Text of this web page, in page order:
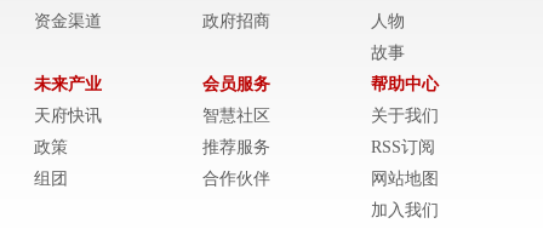
资金渠道
政府招商
人物
故事
未来产业
天府快讯
政策
组团
会员服务
智慧社区
推荐服务
合作伙伴
帮助中心
关于我们
RSS订阅
网站地图
加入我们